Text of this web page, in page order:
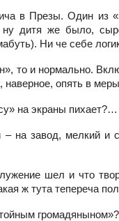
в Презы. Один из
дитя же было,
Ни че себе
то и нормально.
опять в
на экраны пихает?…
на завод, мелкий и
шел и что
ж тута тепереча